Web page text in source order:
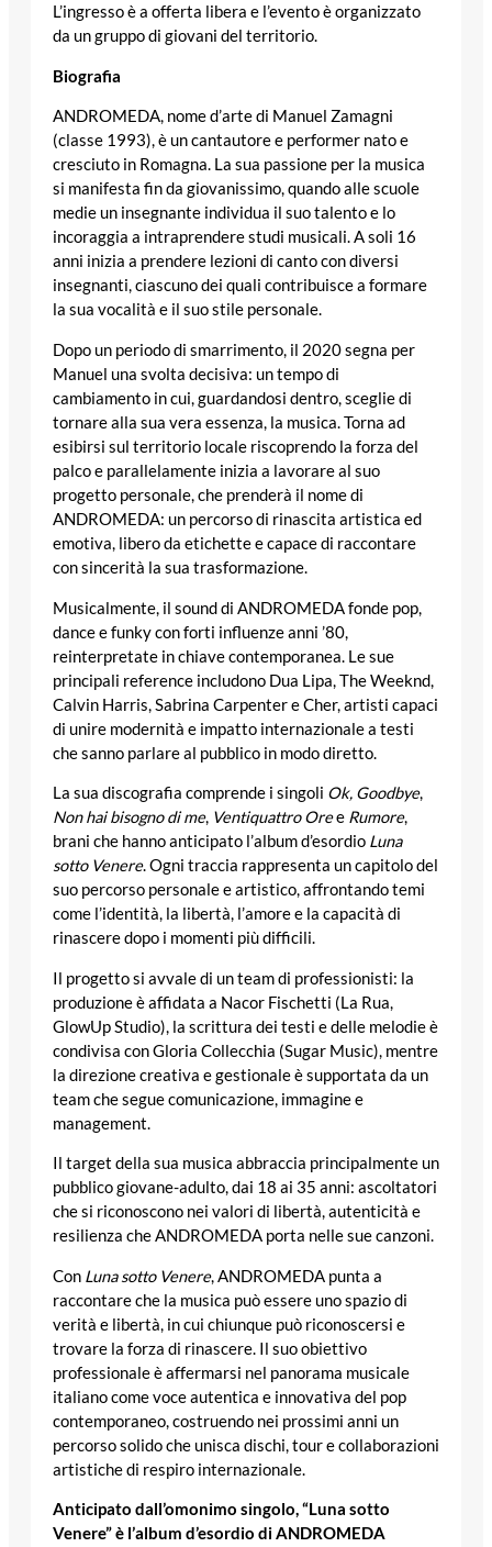
L’ingresso è a offerta libera e l’evento è organizzato
da un gruppo di giovani del territorio.
Biografia
ANDROMEDA, nome d’arte di Manuel Zamagni
(classe 1993), è un cantautore e performer nato e
cresciuto in Romagna. La sua passione per la musica
si manifesta fin da giovanissimo, quando alle scuole
medie un insegnante individua il suo talento e lo
incoraggia a intraprendere studi musicali. A soli 16
anni inizia a prendere lezioni di canto con diversi
insegnanti, ciascuno dei quali contribuisce a formare
la sua vocalità e il suo stile personale.
Dopo un periodo di smarrimento, il 2020 segna per
Manuel una svolta decisiva: un tempo di
cambiamento in cui, guardandosi dentro, sceglie di
tornare alla sua vera essenza, la musica. Torna ad
esibirsi sul territorio locale riscoprendo la forza del
palco e parallelamente inizia a lavorare al suo
progetto personale, che prenderà il nome di
ANDROMEDA: un percorso di rinascita artistica ed
emotiva, libero da etichette e capace di raccontare
con sincerità la sua trasformazione.
Musicalmente, il sound di ANDROMEDA fonde pop,
dance e funky con forti influenze anni ’80,
reinterpretate in chiave contemporanea. Le sue
principali reference includono Dua Lipa, The Weeknd,
Calvin Harris, Sabrina Carpenter e Cher, artisti capaci
di unire modernità e impatto internazionale a testi
che sanno parlare al pubblico in modo diretto.
La sua discografia comprende i singoli Ok, Goodbye,
Non hai bisogno di me, Ventiquattro Oree Rumore,
brani che hanno anticipato l’album d’esordio Luna
sotto Venere. Ogni traccia rappresenta un capitolo del
suo percorso personale e artistico, affrontando temi
come l’identità, la libertà, l’amore e la capacità di
rinascere dopo i momenti più difficili.
Il progetto si avvale di un team di professionisti: la
produzione è affidata a Nacor Fischetti (La Rua,
GlowUp Studio), la scrittura dei testi e delle melodie è
condivisa con Gloria Collecchia (Sugar Music), mentre
la direzione creativa e gestionale è supportata da un
team che segue comunicazione, immagine e
management.
Il target della sua musica abbraccia principalmente un
pubblico giovane-adulto, dai 18 ai 35 anni: ascoltatori
che si riconoscono nei valori di libertà, autenticità e
resilienza che ANDROMEDA porta nelle sue canzoni.
Con Luna sotto Venere, ANDROMEDA punta a
raccontare che la musica può essere uno spazio di
verità e libertà, in cui chiunque può riconoscersi e
trovare la forza di rinascere. Il suo obiettivo
professionale è affermarsi nel panorama musicale
italiano come voce autentica e innovativa del pop
contemporaneo, costruendo nei prossimi anni un
percorso solido che unisca dischi, tour e collaborazioni
artistiche di respiro internazionale.
Anticipato dall’omonimo singolo, “Luna sotto
Venere” è l’album d’esordio di ANDROMEDA